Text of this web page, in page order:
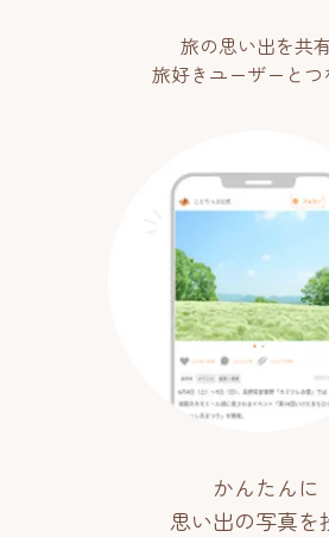
旅の思い出を共有
旅好きユーザーとつ
かんたんに
思い出の写真を